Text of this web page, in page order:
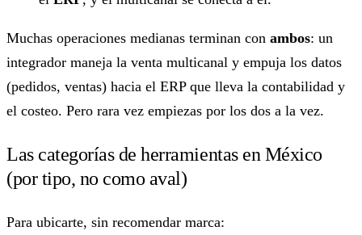
Muchas operaciones medianas terminan con ambos: un
integrador maneja la venta multicanal y empuja los datos
(pedidos, ventas) hacia el ERP que lleva la contabilidad y
el costeo. Pero rara vez empiezas por los dos a la vez.
Las categorías de herramientas en México
(por tipo, no como aval)
Para ubicarte, sin recomendar marca: